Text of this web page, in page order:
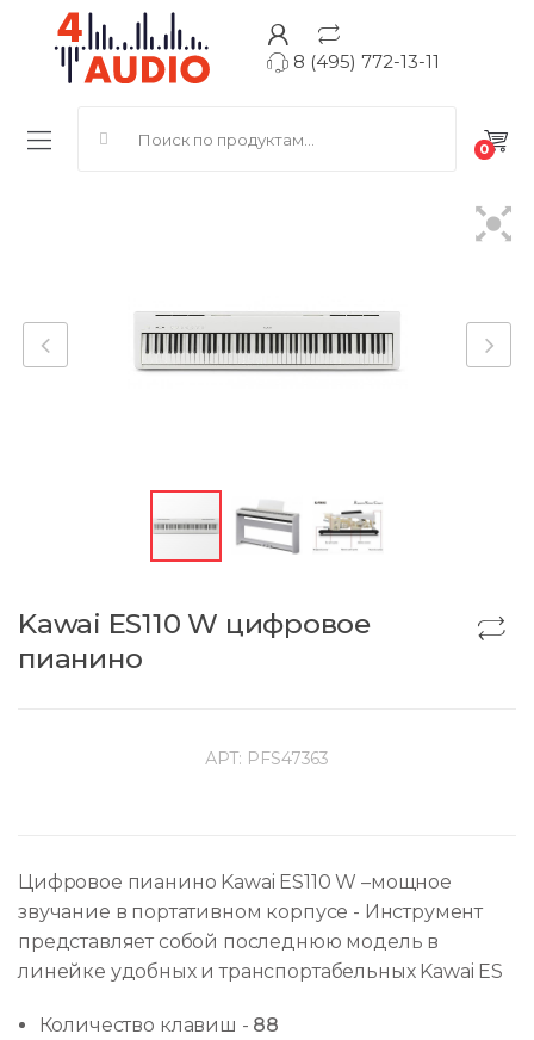
8 (495) 772-13-11
0
Kawai ES110 W цифровое
пианино
АРТ: PFS47363
Цифровое пианино Kawai ES110 W –мощное
звучание в портативном корпусе - Инструмент
представляет собой последнюю модель в
линейке удобных и транспортабельных Kawai ES
Количество клавиш - 88